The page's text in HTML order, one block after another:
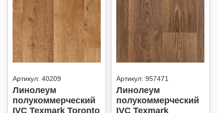
Артикул: 40209
Линолеум
полукоммерческий
IVC Texmark Toronto
Артикул: 957471
Линолеум
полукоммерческий
IVC Texmark